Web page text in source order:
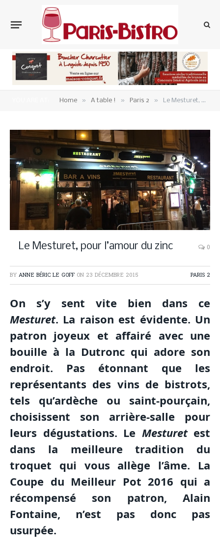
Home » A table ! » Paris 2 » Le Mesturet, pour l’amour du zinc
Le Mesturet, pour l’amour du zinc 0
BY ANNE BÉRIC LE GOFF ON 23 DÉCEMBRE 2015 PARIS 2
On s’y sent vite bien dans ce
Mesturet. La raison est évidente. Un
patron joyeux et affairé avec une
bouille à la Dutronc qui adore son
endroit. Pas étonnant que les
représentants des vins de bistrots,
tels qu’ardèche ou saint-pourçain,
choisissent son arrière-salle pour
leurs dégustations. Le Mesturetest
dans la meilleure tradition du
troquet qui vous allège l’âme. La
Coupe du Meilleur Pot 2016 qui a
récompensé son patron, Alain
Fontaine, n’est pas donc pas
usurpée.